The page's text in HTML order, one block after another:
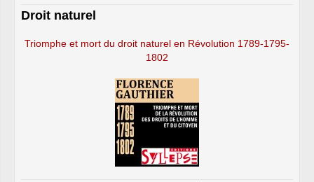
Droit naturel
Triomphe et mort du droit naturel en Révolution 1789-1795-
1802